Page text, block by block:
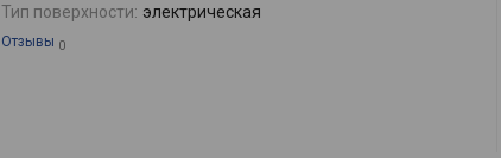
Тип поверхности: электрическая
Отзывы 0